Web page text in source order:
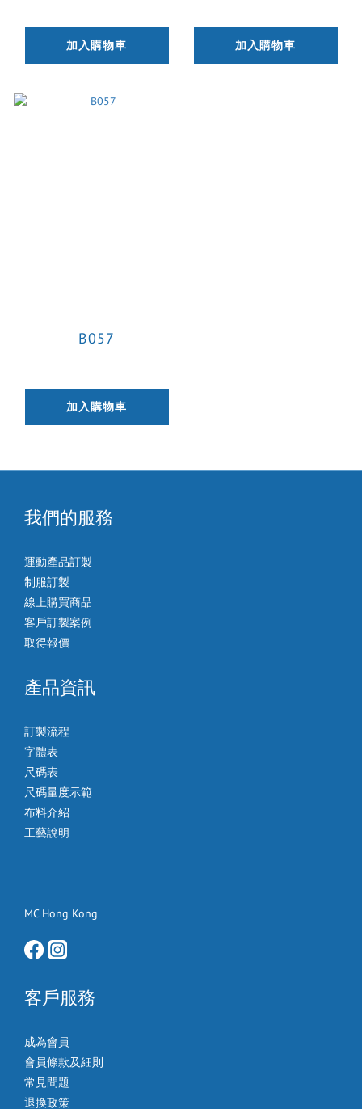
加入購物車 加入購物車
B057
加入購物車
我們的服務
運動產品訂製
制服訂製
線上購買商品
客戶訂製案例
取得報價
產品資訊
訂製流程
字體表
尺碼表
尺碼量度示範
布料介紹
工藝說明
MC Hong Kong
客戶服務
成為會員
會員條款及細則
常見問題
退換政策